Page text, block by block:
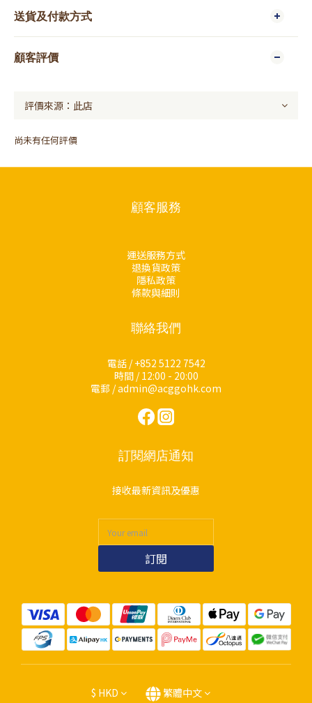
送貨及付款方式
顧客評價
尚未有任何評價
顧客服務
運送服務方式
退換貨政策
隱私政策
條款與細則
聯絡我們
電話 / +852 5122 7542
時間 / 12:00 - 20:00
電郵 / admin@acggohk.com
訂閱網店通知
接收最新資訊及優惠
訂閱
$ HKD 繁體中文